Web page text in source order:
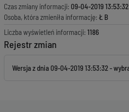
Czas zmiany informacji: 09-04-2019 13:53:32
Osoba, która zmieniła informację: Ł B
Liczba wyświetleń informacji: 1186
Rejestr zmian
Wersja z dnia 09-04-2019 13:53:32